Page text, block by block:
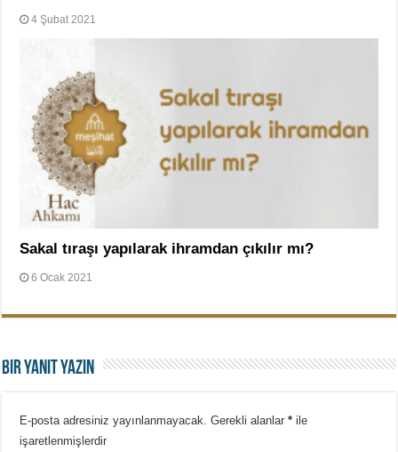
4 Şubat 2021
Sakal tıraşı yapılarak ihramdan çıkılır mı?
6 Ocak 2021
Bir yanıt yazın
E-posta adresiniz yayınlanmayacak. Gerekli alanlar* ile
işaretlenmişlerdir